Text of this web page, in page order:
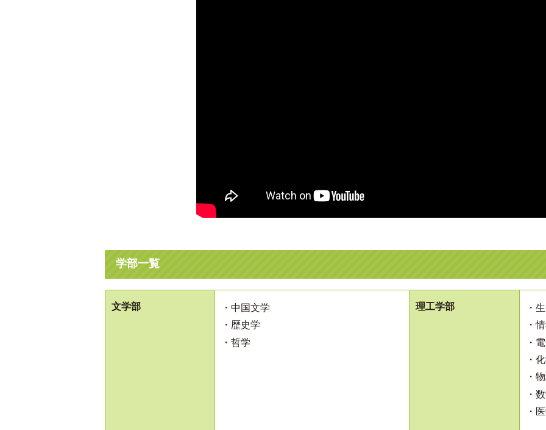
学部一覧
文学部
・中国文学
・歴史学
・哲学
理工学部
・
・
・
・
・
・
・